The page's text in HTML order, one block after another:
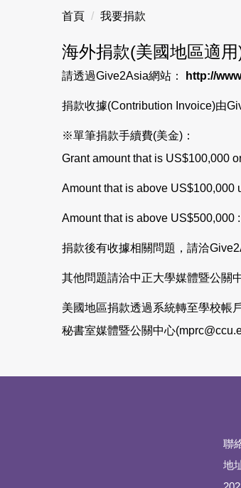
首頁 我要捐款
海外捐款(美國地區適用
請透過Give2Asia網站： http://
捐款收據(Contribution Invoice)由
※單筆捐款手續費(美金)：
Grant amount that is US$100,000
Amount that is above US$100,000
Amount that is above US$500,000
捐款後有收據相關問題，請洽
其他問題請洽中正大學媒體暨公關
美國地區捐款透過系統轉至學校帳
秘書室媒體暨公關中心
聯
地